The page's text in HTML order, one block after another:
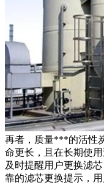
再者，质量***的活性
命更长，且在长期使
及时提醒用户更换滤
靠的滤芯更换提示，